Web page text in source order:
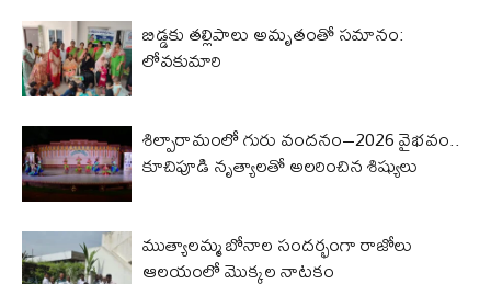
బిడ్డ‌కు త‌ల్లిపాలు అమృతంతో స‌మానం:
లోవ‌కుమారి
శిల్పారామంలో గురు వందనం–2026 వైభవం..
కూచిపూడి నృత్యాలతో అలరించిన శిష్యులు
ముత్యాలమ్మ బోనాల సందర్భంగా రాజోలు
ఆలయంలో మొక్కల నాటకం